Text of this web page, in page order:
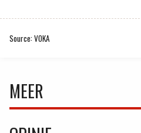
Source: VOKA
MEER